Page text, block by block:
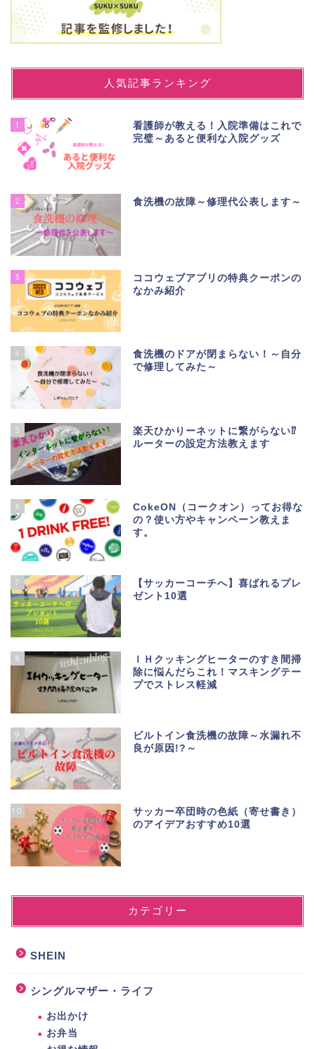
人気記事ランキング
1
看護師が教える！入院準備はこれで
完璧～あると便利な入院グッズ
2 食洗機の故障～修理代公表します～
3
ココウェブアプリの特典クーポンの
なかみ紹介
4
食洗機のドアが閉まらない！～自分
で修理してみた～
5
楽天ひかりーネットに繋がらない⁉
ルーターの設定方法教えます
6
CokeON（コークオン）ってお得な
の？使い方やキャンペーン教えま
す。
7
【サッカーコーチへ】喜ばれるプレ
ゼント10選
8
ＩＨクッキングヒーターのすき間掃
除に悩んだらこれ！マスキングテー
プでストレス軽減
9
ビルトイン食洗機の故障～水漏れ不
良が原因!?～
10
サッカー卒団時の色紙（寄せ書き）
のアイデアおすすめ10選
カテゴリー
SHEIN
シングルマザー・ライフ
お出かけ
お弁当